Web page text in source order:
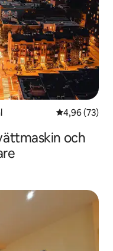
4,96 av 5 i
4,96 (73)
och